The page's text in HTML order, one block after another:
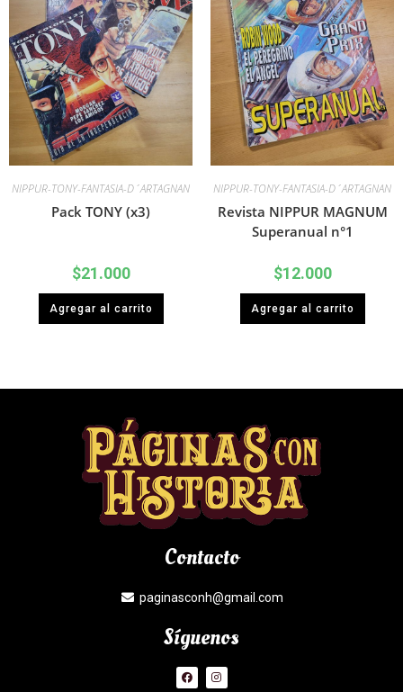
NIPPUR-TONY-FANTASIA-D´ARTAGNAN
Pack TONY (x3)
$21.000
Agregar al carrito
NIPPUR-TONY-FANTASIA-D´ARTAGNAN
Revista NIPPUR MAGNUM
Superanual n°1
$12.000
Agregar al carrito
Contacto
paginasconh@gmail.com
Síguenos